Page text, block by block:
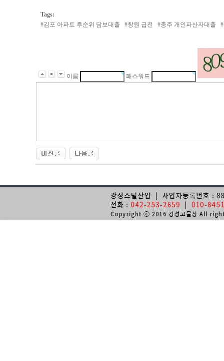
Tags:
#김포 아파트 후순위 담보대출 #창원 급전 #충주 개인파산자대출 #
이름 패스워드